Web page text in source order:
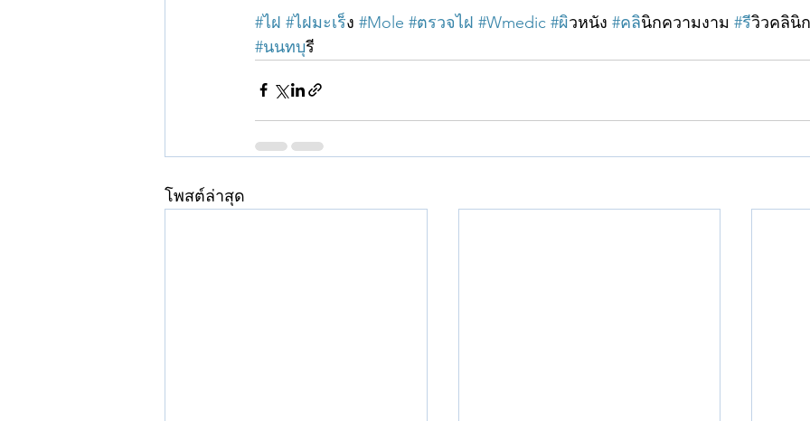
#ไฝ #ไฝมะเร็ง #Mole #ตรวจไฝ #Wmedic #ผิวหนัง #คลินิกความงาม #รวิวคลินิ
#นนทบุรี
โพสต์ล่าสุด